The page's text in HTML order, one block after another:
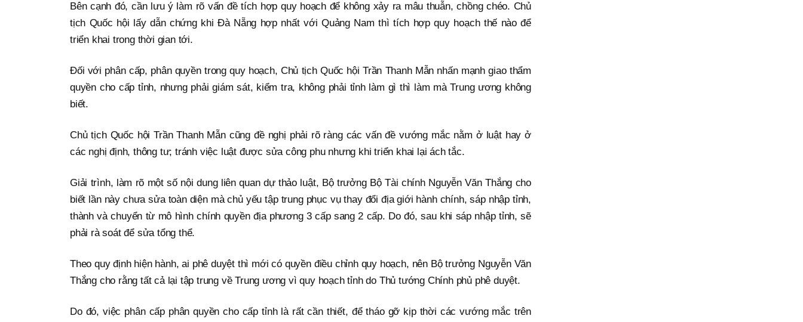
Bên cạnh đó, cần lưu ý làm rõ vấn đề tích hợp quy hoạch để không xảy ra mâu thuẫn, chồng chéo. Chủ
tịch Quốc hội lấy dẫn chứng khi Đà Nẵng hợp nhất với Quảng Nam thì tích hợp quy hoạch thế nào để
triển khai trong thời gian tới.
Đối với phân cấp, phân quyền trong quy hoạch, Chủ tịch Quốc hội Trần Thanh Mẫn nhấn mạnh giao thẩm
quyền cho cấp tỉnh, nhưng phải giám sát, kiểm tra, không phải tỉnh làm gì thì làm mà Trung ương không
biết.
Chủ tịch Quốc hội Trần Thanh Mẫn cũng đề nghị phải rõ ràng các vấn đề vướng mắc nằm ở luật hay ở
các nghị định, thông tư; tránh việc luật được sửa công phu nhưng khi triển khai lại ách tắc.
Giải trình, làm rõ một số nội dung liên quan dự thảo luật, Bộ trưởng Bộ Tài chính Nguyễn Văn Thắng cho
biết lần này chưa sửa toàn diện mà chủ yếu tập trung phục vụ thay đổi địa giới hành chính, sáp nhập tỉnh,
thành và chuyển từ mô hình chính quyền địa phương 3 cấp sang 2 cấp. Do đó, sau khi sáp nhập tỉnh, sẽ
phải rà soát để sửa tổng thể.
Theo quy định hiện hành, ai phê duyệt thì mới có quyền điều chỉnh quy hoạch, nên Bộ trưởng Nguyễn Văn
Thắng cho rằng tất cả lại tập trung về Trung ương vì quy hoạch tỉnh do Thủ tướng Chính phủ phê duyệt.
Do đó, việc phân cấp phân quyền cho cấp tỉnh là rất cần thiết, để tháo gỡ kịp thời các vướng mắc trên